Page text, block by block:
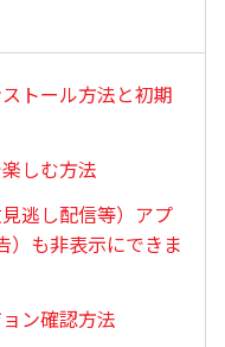
トール方法と初期
しむ方法
逃し配信等）アプ
）も非表示にできま
ン確認方法